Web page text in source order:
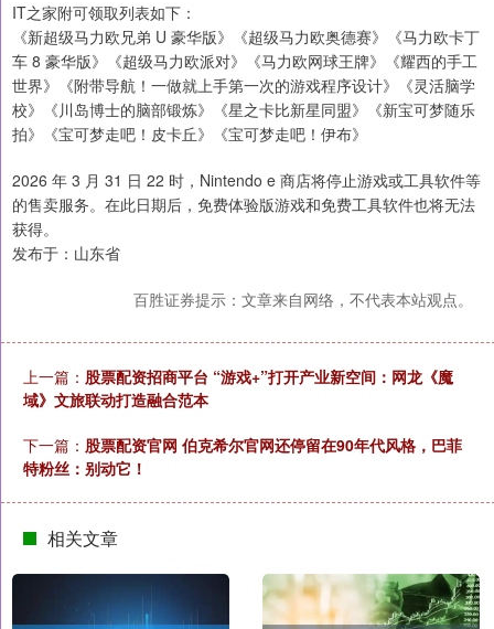
IT之家附可领取列表如下：
《新超级马力欧兄弟 U 豪华版》《超级马力欧奥德赛》《马力欧卡丁
车 8 豪华版》《超级马力欧派对》《马力欧网球王牌》《耀西的手工
世界》《附带导航！一做就上手第一次的游戏程序设计》《灵活脑学
校》《川岛博士的脑部锻炼》《星之卡比新星同盟》《新宝可梦随乐
拍》《宝可梦走吧！皮卡丘》《宝可梦走吧！伊布》
2026 年 3 月 31 日 22 时，Nintendo e 商店将停止游戏或工具软件等
的售卖服务。在此日期后，免费体验版游戏和免费工具软件也将无法
获得。
发布于：山东省
百胜证券提示：文章来自网络，不代表本站观点。
上一篇： 股票配资招商平台 “游戏+”打开产业新空间：网龙《魔
域》文旅联动打造融合范本
下一篇： 股票配资官网 伯克希尔官网还停留在90年代风格，巴菲
特粉丝：别动它！
相关文章